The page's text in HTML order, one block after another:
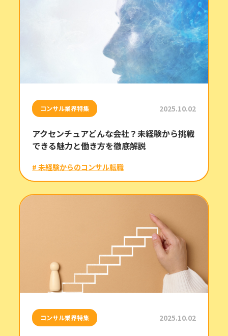
コンサル業界特集 2025.10.02
アクセンチュアどんな会社？未経験から挑戦
できる魅力と働き方を徹底解説
# 未経験からのコンサル転職
コンサル業界特集 2025.10.02